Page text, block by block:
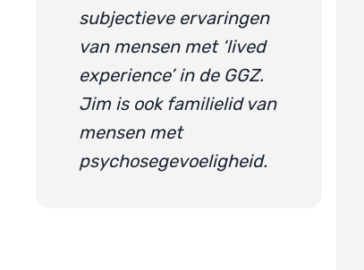
subjectieve ervaringen
van mensen met ‘lived
experience’ in de GGZ.
Jim is ook familielid van
mensen met
psychosegevoeligheid.